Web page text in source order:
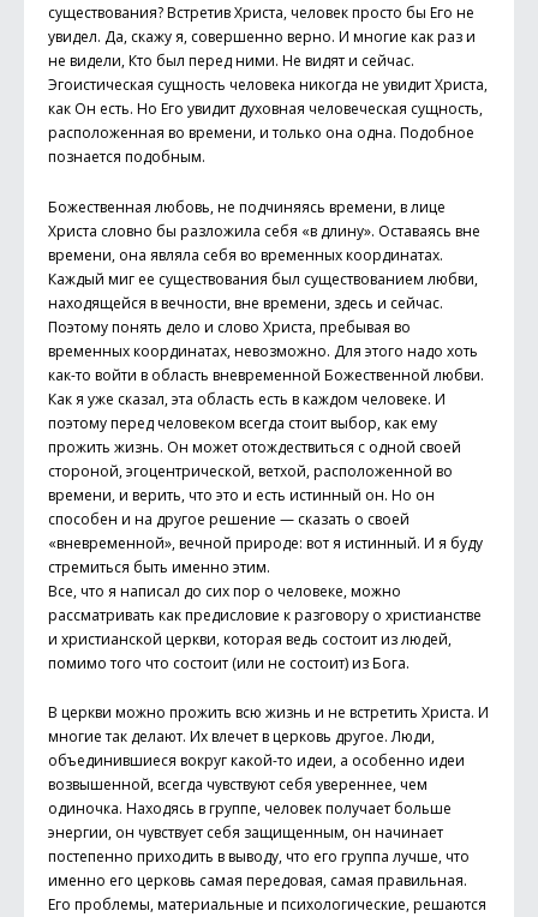
существования? Встретив Христа, человек просто бы Его не
увидел. Да, скажу я, совершенно верно. И многие как раз и
не видели, Кто был перед ними. Не видят и сейчас.
Эгоистическая сущность человека никогда не увидит Христа,
как Он есть. Но Его увидит духовная человеческая сущность,
расположенная во времени, и только она одна. Подобное
познается подобным.
Божественная любовь, не подчиняясь времени, в лице
Христа словно бы разложила себя «в длину». Оставаясь вне
времени, она являла себя во временных координатах.
Каждый миг ее существования был существованием любви,
находящейся в вечности, вне времени, здесь и сейчас.
Поэтому понять дело и слово Христа, пребывая во
временных координатах, невозможно. Для этого надо хоть
как-то войти в область вневременной Божественной любви.
Как я уже сказал, эта область есть в каждом человеке. И
поэтому перед человеком всегда стоит выбор, как ему
прожить жизнь. Он может отождествиться с одной своей
стороной, эгоцентрической, ветхой, расположенной во
времени, и верить, что это и есть истинный он. Но он
способен и на другое решение — сказать о своей
«вневременной», вечной природе: вот я истинный. И я буду
стремиться быть именно этим.
Все, что я написал до сих пор о человеке, можно
рассматривать как предисловие к разговору о христианстве
и христианской церкви, которая ведь состоит из людей,
помимо того что состоит (или не состоит) из Бога.
В церкви можно прожить всю жизнь и не встретить Христа. И
многие так делают. Их влечет в церковь другое. Люди,
объединившиеся вокруг какой-то идеи, а особенно идеи
возвышенной, всегда чувствуют себя увереннее, чем
одиночка. Находясь в группе, человек получает больше
энергии, он чувствует себя защищенным, он начинает
постепенно приходить в выводу, что его группа лучше, что
именно его церковь самая передовая, самая правильная.
Его проблемы, материальные и психологические, решаются